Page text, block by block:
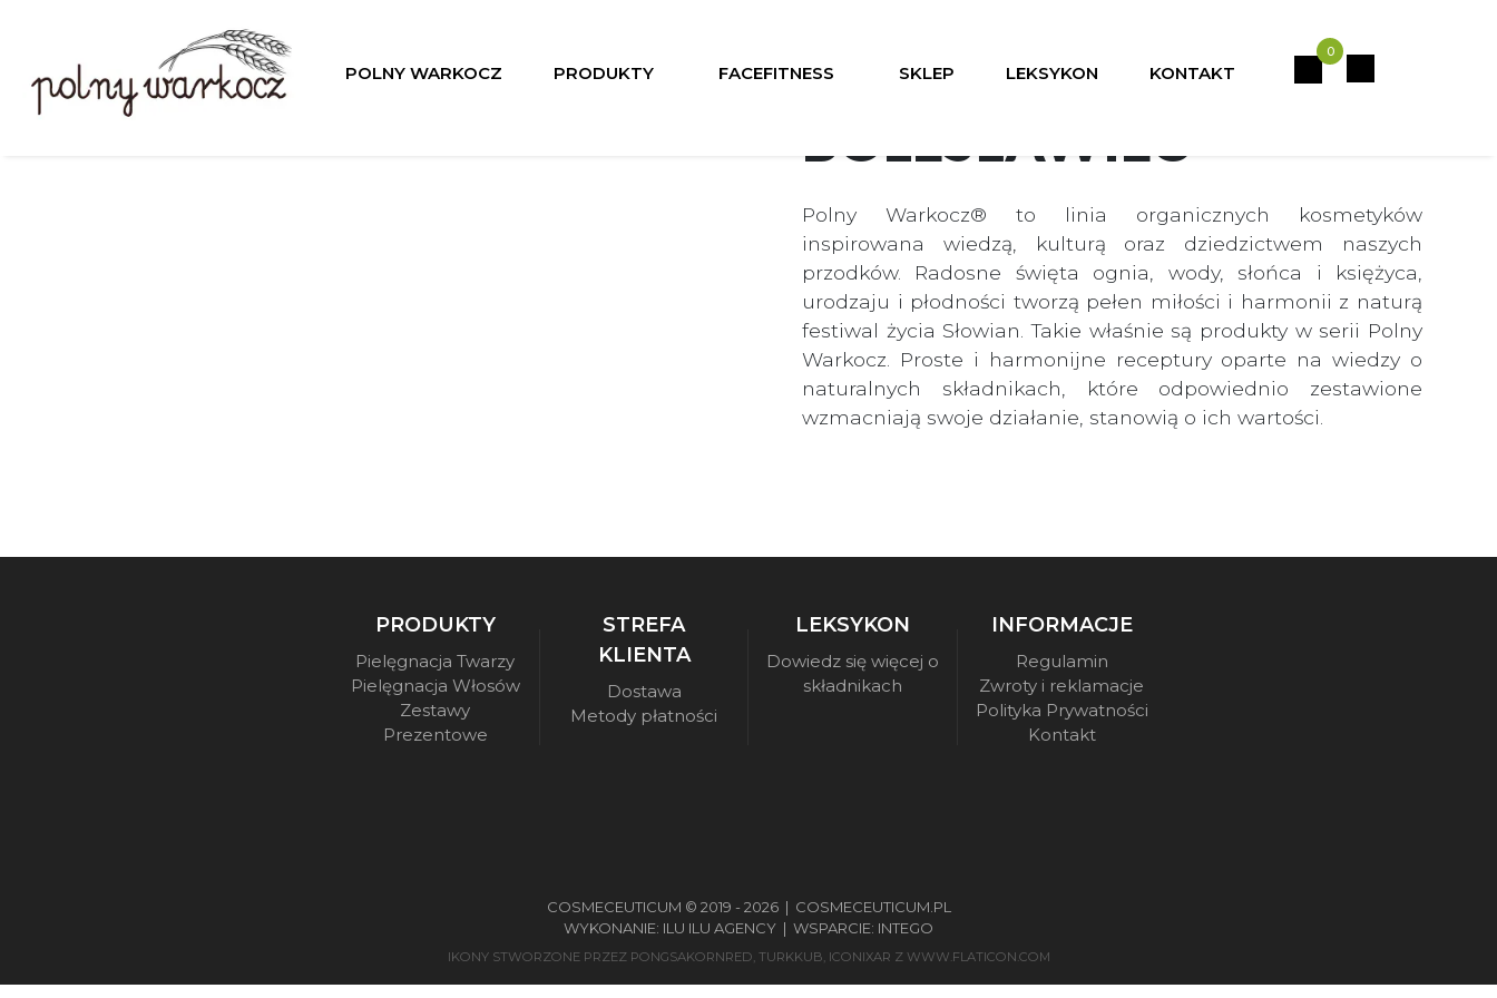
POLNY WARKOCZ PRODUKTY FACEFITNESS SKLEP LEKSYKON KONTAKT
0
BOLESŁAWIEC
Polny Warkocz® to linia organicznych kosmetyków
inspirowana wiedzą, kulturą oraz dziedzictwem naszych
przodków. Radosne święta ognia, wody, słońca i księżyca,
urodzaju i płodności tworzą pełen miłości i harmonii z naturą
festiwal życia Słowian. Takie właśnie są produkty w serii Polny
Warkocz. Proste i harmonijne receptury oparte na wiedzy o
naturalnych składnikach, które odpowiednio zestawione
wzmacniają swoje działanie, stanowią o ich wartości.
PRODUKTY
Pielęgnacja Twarzy
Pielęgnacja Włosów
Zestawy
Prezentowe
STREFA
KLIENTA
Dostawa
Metody płatności
LEKSYKON
Dowiedz się więcej o
składnikach
INFORMACJE
Regulamin
Zwroty i reklamacje
Polityka Prywatności
Kontakt
COSMECEUTICUM © 2019 - 2026 | COSMECEUTICUM.PL
WYKONANIE: ILU ILU AGENCY | WSPARCIE: INTEGO
IKONY STWORZONE PRZEZ PONGSAKORNRED, TURKKUB, ICONIXAR Z WWW.FLATICON.COM